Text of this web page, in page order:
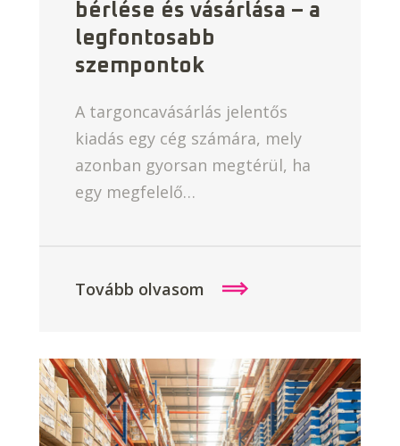
bérlése és vásárlása – a
legfontosabb
szempontok
A targoncavásárlás jelentős
kiadás egy cég számára, mely
azonban gyorsan megtérül, ha
egy megfelelő…
Tovább olvasom